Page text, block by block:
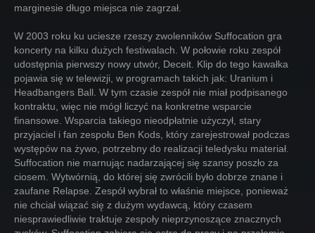
marginesie długo miejsca nie zagrzał.
W 2003 roku ku uciesze rzeszy zwolenników Suffocation gra
koncerty na kilku dużych festiwalach. W połowie roku zespół
udostępnia pierwszy nowy utwór, Deceit. Klip do tego kawałka
pojawia się w telewizji, w programach takich jak: Uranium i
Headbangers Ball. W tym czasie zespół nie miał podpisanego
kontraktu, więc nie mógł liczyć na konkretne wsparcie
finansowe. Wsparcia takiego nieodpłatnie użyczył, stary
przyjaciel i fan zespołu Ben Kods, który zarejestrował podczas
występów na żywo, potrzebny do realizacji teledysku materiał.
Suffocation nie marnując nadarzającej się szansy poszło za
ciosem. Wytwórnią, do której się zwrócili było dobrze znane i
zaufane Relapse. Zespół wybrał to właśnie miejsce, ponieważ
nie chciał wiązać się z dużym wydawcą, który czasem
niesprawiedliwie traktuje zespoły nieprzynoszące znacznych